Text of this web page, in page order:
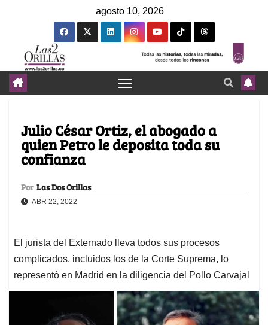
agosto 10, 2026
Julio César Ortiz, el abogado a
quien Petro le deposita toda su
confianza
Por Las Dos Orillas
ABR 22, 2022
El jurista del Externado lleva todos sus procesos
complicados, incluidos los de la Corte Suprema, lo
representó en Madrid en la diligencia del Pollo Carvajal